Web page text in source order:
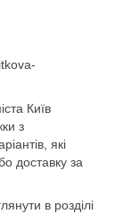
Київ
з
які
доставку за
в розділі